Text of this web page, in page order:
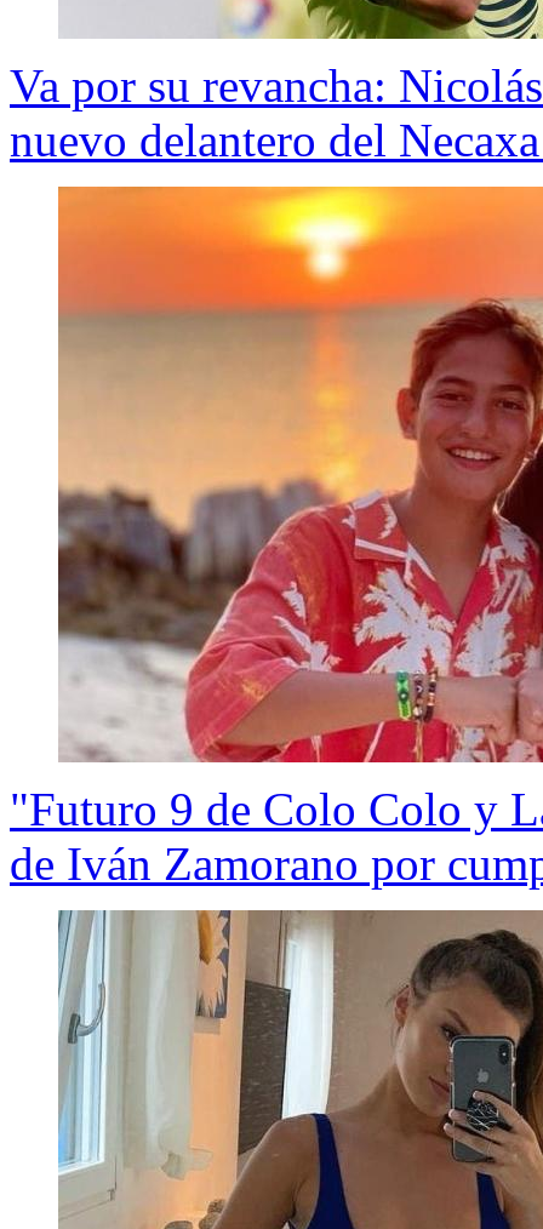
Va por su revancha:
nuevo delantero del
"Futuro 9 de Colo Colo y
de Iván Zamorano por